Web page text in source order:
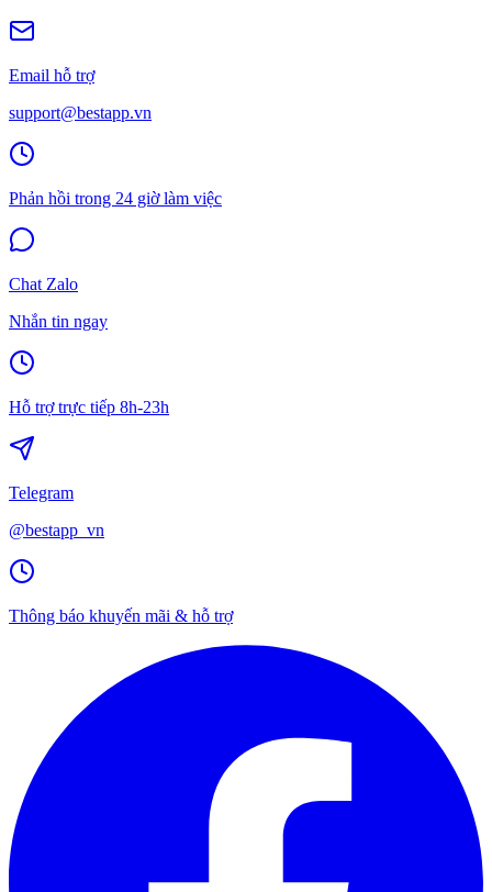
Email hỗ trợ
support@bestapp.vn
Phản hồi trong 24 giờ làm việc
Chat Zalo
Nhắn tin ngay
Hỗ trợ trực tiếp 8h-23h
Telegram
@bestapp_vn
Thông báo khuyến mãi & hỗ trợ